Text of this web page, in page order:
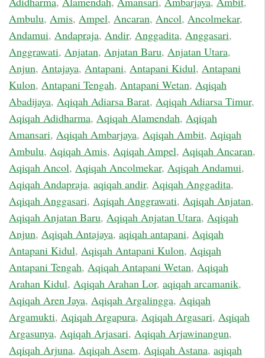
Ambulu, Amis, Ampel, Ancaran, Ancol, Ancolmekar,
Andamui, Andapraja, Andir, Anggadita, Anggasari,
Anggrawati, Anjatan, Anjatan Baru, Anjatan Utara,
Anjun, Antajaya, Antapani, Antapani Kidul, Antapani
Kulon, Antapani Tengah, Antapani Wetan, Aqiqah
Abadijaya, Aqiqah Adiarsa Barat, Aqiqah Adiarsa Timur,
Aqiqah Adidharma, Aqiqah Alamendah, Aqiqah
Amansari, Aqiqah Ambarjaya, Aqiqah Ambit, Aqiqah
Ambulu, Aqiqah Amis, Aqiqah Ampel, Aqiqah Ancaran,
Aqiqah Ancol, Aqiqah Ancolmekar, Aqiqah Andamui,
Aqiqah Andapraja, aqiqah andir, Aqiqah Anggadita,
Aqiqah Anggasari, Aqiqah Anggrawati, Aqiqah Anjatan,
Aqiqah Anjatan Baru, Aqiqah Anjatan Utara, Aqiqah
Anjun, Aqiqah Antajaya, aqiqah antapani, Aqiqah
Antapani Kidul, Aqiqah Antapani Kulon, Aqiqah
Antapani Tengah, Aqiqah Antapani Wetan, Aqiqah
Arahan Kidul, Aqiqah Arahan Lor, aqiqah arcamanik,
Aqiqah Aren Jaya, Aqiqah Argalingga, Aqiqah
Argamukti, Aqiqah Argapura, Aqiqah Argasari, Aqiqah
Argasunya, Aqiqah Arjasari, Aqiqah Arjawinangun,
Aqiqah Arjuna, Aqiqah Asem, Aqiqah Astana, aqiqah